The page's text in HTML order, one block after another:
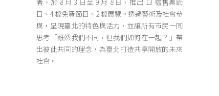
目、4 檔免費節目、2 檔展覽。透過藝術及社會參
與，呈現臺北的特色與活力，並讓所有市民一同
思考「雖然我們不同，但我們如何在一起？」帶
出彼此共同的理念，為臺北打造共享開放的未來
社會。